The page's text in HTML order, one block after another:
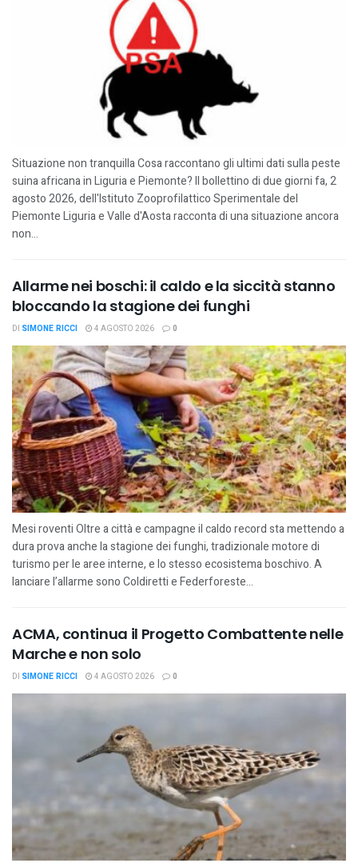
Situazione non tranquilla Cosa raccontano gli ultimi dati sulla peste
suina africana in Liguria e Piemonte? Il bollettino di due giorni fa, 2
agosto 2026, dell'Istituto Zooprofilattico Sperimentale del
Piemonte Liguria e Valle d'Aosta racconta di una situazione ancora
non...
Allarme nei boschi: il caldo e la siccità stanno
bloccando la stagione dei funghi
DI SIMONE RICCI 4 AGOSTO 2026 0
Mesi roventi Oltre a città e campagne il caldo record sta mettendo a
dura prova anche la stagione dei funghi, tradizionale motore di
turismo per le aree interne, e lo stesso ecosistema boschivo. A
lanciare l’allarme sono Coldiretti e Federforeste...
ACMA, continua il Progetto Combattente nelle
Marche e non solo
DI SIMONE RICCI 4 AGOSTO 2026 0